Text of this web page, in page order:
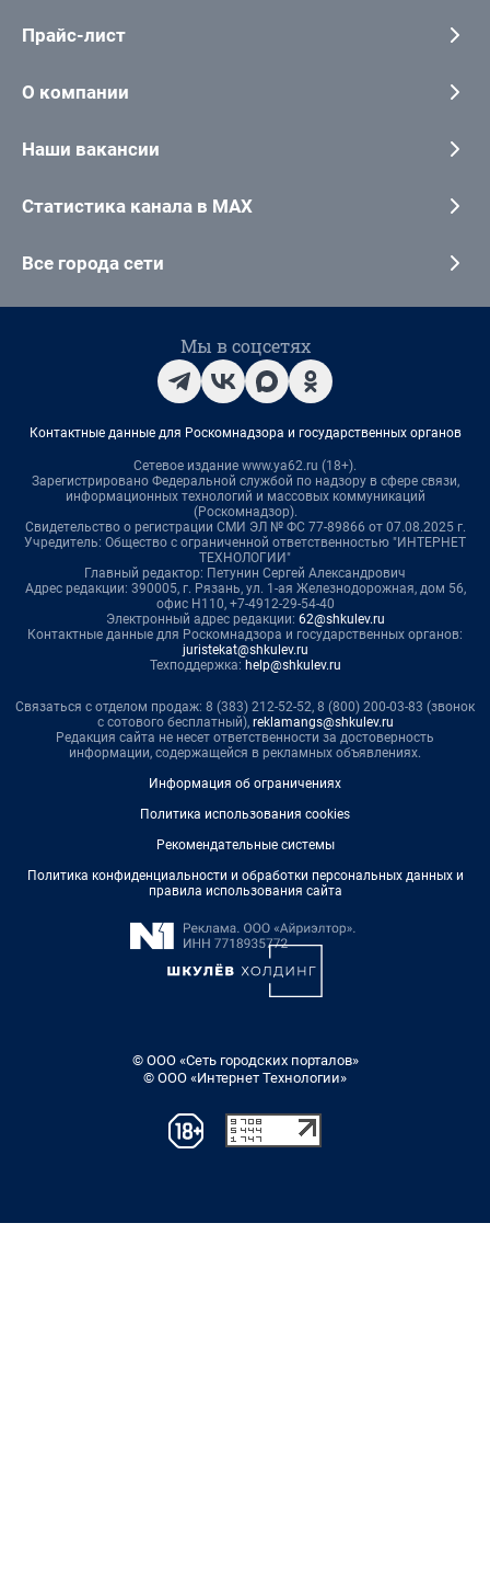
Прайс-лист
О компании
Наши вакансии
Статистика канала в MAX
Все города сети
Мы в соцсетях
Контактные данные для Роскомнадзора и государственных органов
Сетевое издание www.ya62.ru (18+).
Зарегистрировано Федеральной службой по надзору в сфере связи,
информационных технологий и массовых коммуникаций
(Роскомнадзор).
Свидетельство о регистрации СМИ ЭЛ № ФС 77-89866 от 07.08.2025 г.
Учредитель: Общество с ограниченной ответственностью "ИНТЕРНЕТ
ТЕХНОЛОГИИ"
Главный редактор: Петунин Сергей Александрович
Адрес редакции: 390005, г. Рязань, ул. 1-ая Железнодорожная, дом 56,
офис Н110, +7-4912-29-54-40
Электронный адрес редакции: 62@shkulev.ru
Контактные данные для Роскомнадзора и государственных органов:
juristekat@shkulev.ru
Техподдержка: help@shkulev.ru
Связаться с отделом продаж: 8 (383) 212-52-52, 8 (800) 200-03-83 (звонок
с сотового бесплатный), reklamangs@shkulev.ru
Редакция сайта не несет ответственности за достоверность
информации, содержащейся в рекламных объявлениях.
Информация об ограничениях
Политика использования cookies
Рекомендательные системы
Политика конфиденциальности и обработки персональных данных и
правила использования сайта
© ООО «Сеть городских порталов»
© ООО «Интернет Технологии»